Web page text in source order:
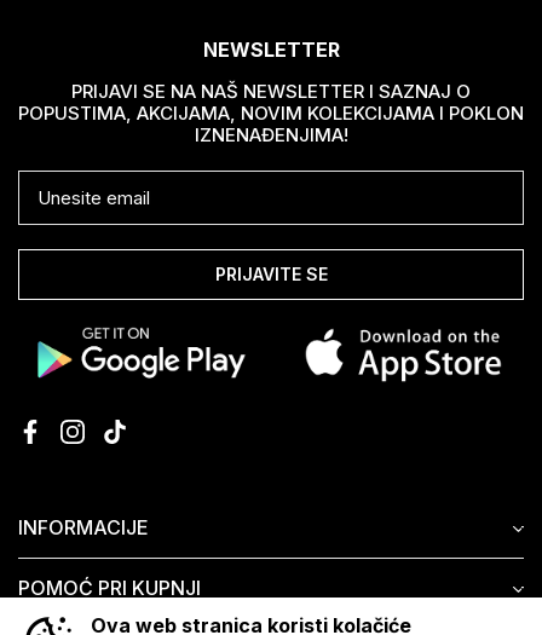
INFORMACIJE
POMOĆ PRI KUPNJI
NEWSLETTER
PRIJAVI SE NA NAŠ NEWSLETTER I SAZNAJ O
POPUSTIMA, AKCIJAMA, NOVIM KOLEKCIJAMA I POKLON
IZNENAĐENJIMA!
PRIJAVITE SE
Ova web stranica koristi kolačiće